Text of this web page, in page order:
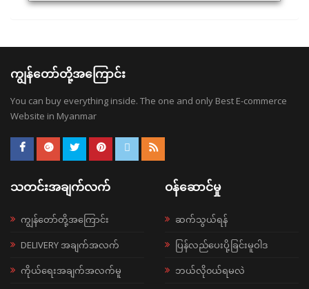
ကျွန်တော်တို့အကြောင်း
You can buy everything inside. The one and only Best E-commerce
Website in Myanmar
သတင်းအချက်လက်
ကျွန်တော်တို့အကြောင်း
DELIVERY အချက်အလက်
ကိုယ်ရေးအချက်အလက်မူ
ဝန်ဆောင်မှု
ဆက်သွယ်ရန်
ပြန်လည်ပေးပို့ခြင်းမူဝါဒ
ဘယ်လို၀ယ်ရမလဲ